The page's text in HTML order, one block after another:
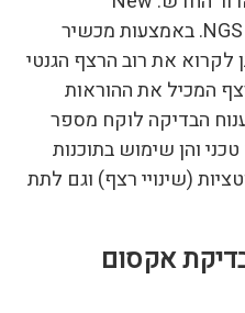
Generation Sequencing או NGS. באמצעות מכשיר
את רוב הרצף הגנטי
המכיל את ההוראות
הבדיקה לוקח מספר
והן שימוש בתוכנות
(שינויי רצף) וגם לתת
אקסום